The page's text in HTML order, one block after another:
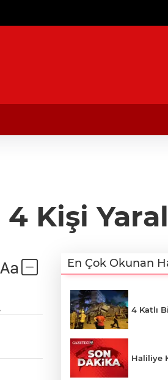
Kişi
En Çok Okunan
4 Katlı
Haliliye